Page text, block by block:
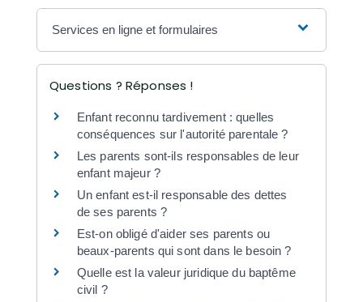
Services en ligne et formulaires
Questions ? Réponses !
Enfant reconnu tardivement : quelles
conséquences sur l'autorité parentale ?
Les parents sont-ils responsables de leur
enfant majeur ?
Un enfant est-il responsable des dettes
de ses parents ?
Est-on obligé d'aider ses parents ou
beaux-parents qui sont dans le besoin ?
Quelle est la valeur juridique du baptême
civil ?